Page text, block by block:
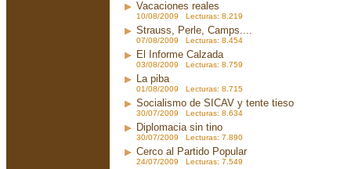
Vacaciones reales
10/08/2009 Lecturas: 8.219
Strauss, Perle, Camps....
07/08/2009 Lecturas: 8.454
El Informe Calzada
03/08/2009 Lecturas: 8.759
La piba
01/08/2009 Lecturas: 8.715
Socialismo de SICAV y tente tieso
30/07/2009 Lecturas: 8.634
Diplomacia sin tino
30/07/2009 Lecturas: 7.890
Cerco al Partido Popular
24/07/2009 Lecturas: 7.549